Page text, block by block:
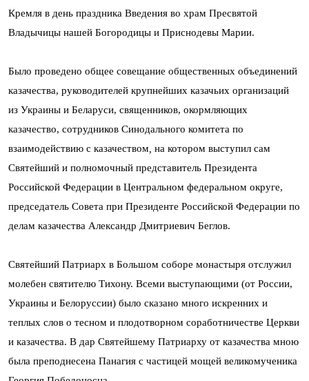
Кремля в день праздника Введения во храм Пресвятой
Владычицы нашей Богородицы и Приснодевы Марии.
Было проведено общее совещание общественных объединений
казачества, руководителей крупнейших казачьих организаций
из Украины и Беларуси, священников, окормляющих
казачество, сотрудников Синодального комитета по
взаимодействию с казачеством на котором выступил сам
Святейший и полномочный представитель Президента
Российской Федерации в Центральном федеральном округе,
председатель Совета при Президенте Российской Федерации по
делам казачества Александр Дмитриевич Беглов.
Святейший Патриарх в Большом соборе монастыря отслужил
молебен святителю Тихону. Всеми выступающими (от России,
Украины и Белоруссии) было сказано много искренних и
теплых слов о тесном и плодотворном соработничестве Церкви
и казачества. В дар Святейшему Патриарху от казачества мною
была преподнесена Панагия с частицей мощей великомученика